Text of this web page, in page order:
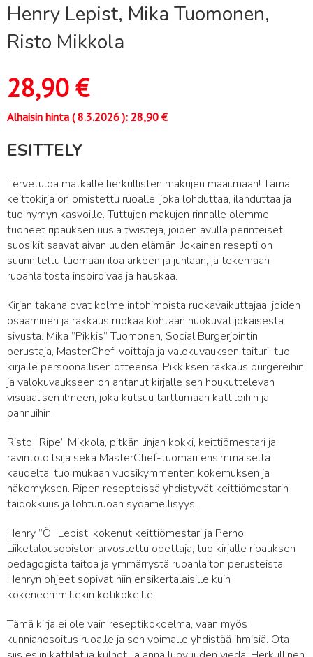
Henry Lepist, Mika Tuomonen,
Risto Mikkola
28,90€
Alhaisin hinta (8.3.2026): 28,90 €
ESITTELY
Tervetuloa matkalle herkullisten makujen maailmaan! Tämä
keittokirja on omistettu ruoalle, joka lohduttaa, ilahduttaa ja
tuo hymyn kasvoille. Tuttujen makujen rinnalle olemme
tuoneet ripauksen uusia twistejä, joiden avulla perinteiset
suosikit saavat aivan uuden elämän. Jokainen resepti on
suunniteltu tuomaan iloa arkeen ja juhlaan, ja tekemään
ruoanlaitosta inspiroivaa ja hauskaa.
Kirjan takana ovat kolme intohimoista ruokavaikuttajaa, joiden
osaaminen ja rakkaus ruokaa kohtaan huokuvat jokaisesta
sivusta. Mika ”Pikkis” Tuomonen, Social Burgerjointin
perustaja, MasterChef-voittaja ja valokuvauksen taituri, tuo
kirjalle persoonallisen otteensa. Pikkiksen rakkaus burgereihin
ja valokuvaukseen on antanut kirjalle sen houkuttelevan
visuaalisen ilmeen, joka kutsuu tarttumaan kattiloihin ja
pannuihin.
Risto ”Ripe” Mikkola, pitkän linjan kokki, keittiömestari ja
ravintoloitsija sekä MasterChef-tuomari ensimmäiseltä
kaudelta, tuo mukaan vuosikymmenten kokemuksen ja
näkemyksen. Ripen resepteissä yhdistyvät keittiömestarin
taidokkuus ja lohturuoan sydämellisyys.
Henry ”Ö” Lepist, kokenut keittiömestari ja Perho
Liiketalousopiston arvostettu opettaja, tuo kirjalle ripauksen
pedagogista taitoa ja ymmärrystä ruoanlaiton perusteista.
Henryn ohjeet sopivat niin ensikertalaisille kuin
kokeneemmillekin kotikokeille.
Tämä kirja ei ole vain reseptikokoelma, vaan myös
kunnianosoitus ruoalle ja sen voimalle yhdistää ihmisiä. Ota